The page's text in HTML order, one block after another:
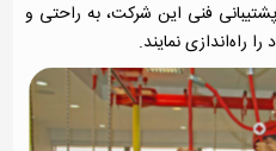
فنی این شرکت، به راحتی و
راه‌اندازی نمایند.